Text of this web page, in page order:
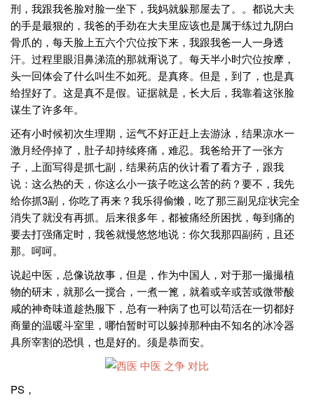
刑，我跟我爸脸对脸一坐下，我妈就躲那屋去了。。都说大夫
的手是最狠的，我爸的手劲在大夫里应该也是属于练过九阴白
骨爪的，每天脸上五六个穴位按下来，我跟我爸一人一身透
汗。过程里眼泪鼻涕流的那就甭说了。每天半小时穴位按摩，
头一回体会了什么叫生不如死。是真疼。但是，到了，也是真
给捏好了。这是真不是假。证据就是，长大后，我靠着这张脸
谋生了许多年。
还有小时候初次生理期，运气不好正赶上去游泳，结果凉水一
激月经停掉了，肚子却持续疼痛，难忍。我爸给开了一张方
子，上面写得是抓七副，结果药店的伙计看了看方子，跟我
说：这么热的天，你这么小一孩子吃这么苦的药？要不，我先
给你抓3副，你吃了再来？我乐得偷懒，吃了那三副见症状完全
消失了就没有再抓。后来很多年，都被痛经所困扰，每到痛的
要去打强痛定时，我爸就慢悠悠地说：你欠我那四副药，且还
那。呵呵。
说起中医，总像说故事，但是，作为中国人，对于那一撮撮植
物的研末，就那么一搅合，一煮一篦，就着或辛或苦或微带酸
咸的神奇味道趁热服下，总有一种病了也可以苟活在一切都好
商量的温暖斗室里，哪怕暂时可以躲掉那种由不知名的冰冷器
具所宰割的恐惧，也是好的。须是恭而安。
PS，